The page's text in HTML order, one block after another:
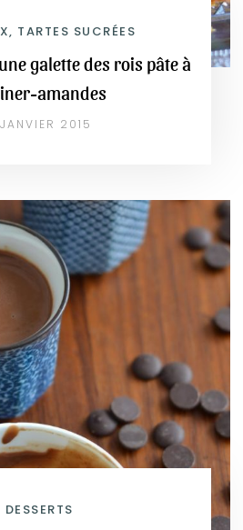
TARTES SUCRÉES
galette des rois pâte à
amandes
2015
DESSERTS